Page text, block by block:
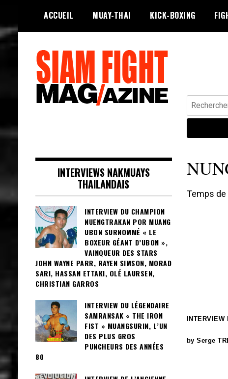
content
ACCUEIL MUAY-THAI KICK-BOXING
Rechercher :
Temps de
INTERVIEW
by Serge
INTERVIEWS NAKMUAYS
THAILANDAIS
INTERVIEW DU CHAMPION
NUENGTRAKAN POR MUANG
UBON SURNOMMÉ « LE
BOXEUR GÉANT D’UBON »,
VAINQUEUR DES STARS
JOHN WAYNE PARR, RAYEN SIMSON, MORAD
SARI, HASSAN ETTAKI, OLÉ LAURSEN,
CHRISTIAN GARROS
INTERVIEW DU LÉGENDAIRE
SAMRANSAK « THE IRON
FIST » MUANGSURIN, L’UN
DES PLUS GROS
PUNCHEURS DES ANNÉES
80